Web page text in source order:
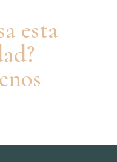
esta